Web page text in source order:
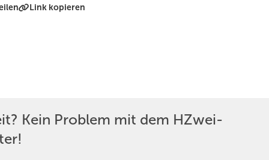
Link kopieren
Kein Problem mit dem HZwei-